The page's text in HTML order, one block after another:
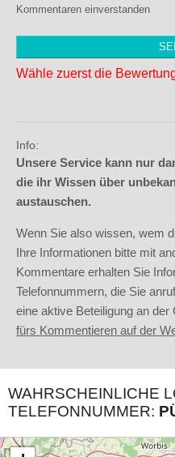
Kommentaren einverstanden
Wähle zuerst die
Info:
Unsere Service kann nur
die ihr Wissen über
austauschen.
Wenn Sie also wissen, wem
Ihre Informationen bitte mit
Kommentare erhalten Sie
Telefonnummern, die Sie
eine aktive Beteiligung an
fürs Kommentieren auf der
WAHRSCHEINLICHE
TELEFONNUMMER: